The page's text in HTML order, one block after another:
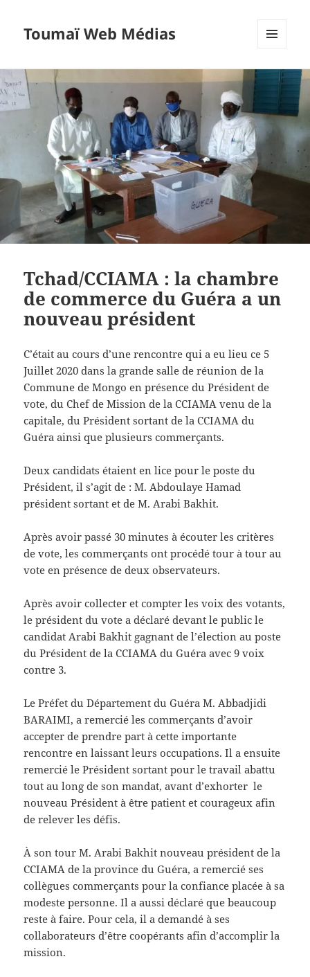
Toumaï Web Médias
WIDGETS
Tchad/CCIAMA : la chambre
de commerce du Guéra a un
nouveau président
C’était au cours d’une rencontre qui a eu lieu ce 5
Juillet 2020 dans la grande salle de réunion de la
Commune de Mongo en présence du Président de
vote, du Chef de Mission de la CCIAMA venu de la
capitale, du Président sortant de la CCIAMA du
Guéra ainsi que plusieurs commerçants.
Deux candidats étaient en lice pour le poste du
Président, il s’agit de : M. Abdoulaye Hamad
président sortant et de M. Arabi Bakhit.
Après avoir passé 30 minutes à écouter les critères
de vote, les commerçants ont procédé tour à tour au
vote en présence de deux observateurs.
Après avoir collecter et compter les voix des votants,
le président du vote a déclaré devant le public le
candidat Arabi Bakhit gagnant de l’élection au poste
du Président de la CCIAMA du Guéra avec 9 voix
contre 3.
Le Préfet du Département du Guéra M. Abbadjidi
BARAIMI, a remercié les commerçants d’avoir
accepter de prendre part à cette importante
rencontre en laissant leurs occupations. Il a ensuite
remercié le Président sortant pour le travail abattu
tout au long de son mandat, avant d’exhorter le
nouveau Président à être patient et courageux afin
de relever les défis.
À son tour M. Arabi Bakhit nouveau président de la
CCIAMA de la province du Guéra, a remercié ses
collègues commerçants pour la confiance placée à sa
modeste personne. Il a aussi déclaré que beaucoup
reste à faire. Pour cela, il a demandé à ses
collaborateurs d’être coopérants afin d’accomplir la
mission.